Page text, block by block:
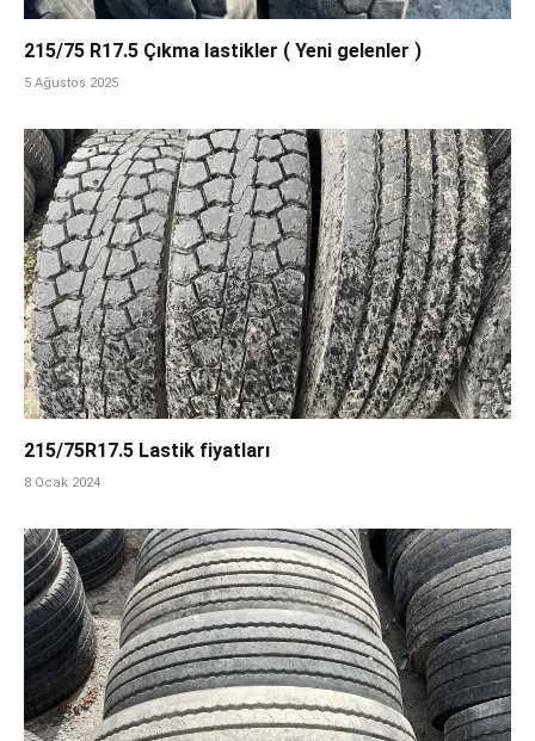
215/75 R17.5 Çıkma lastikler ( Yeni gelenler )
5 Ağustos 2025
215/75R17.5 Lastik fiyatları
8 Ocak 2024